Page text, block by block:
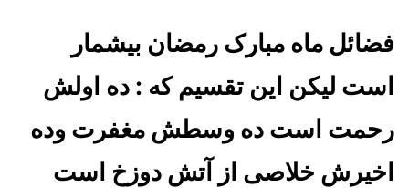
فضائل ماه مبارک رمضان بيشمار
است ليكن اين تقسيم كه : ده اولش
رحمت است ده وسطش مغفرت وده
اخیرش خلاصی از آتش دوزخ است